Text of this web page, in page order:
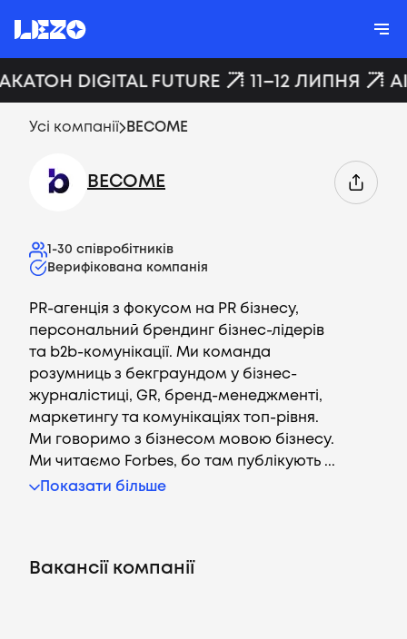
DIGITAL FUTURE 11–12 ЛИПНЯ
Усі компанії BECOME
BECOME
1-30 співробітників
Верифікована компанія
PR-агенція з фокусом на PR бізнесу,
персональний брендинг бізнес-лідерів
та b2b-комунікації. Ми команда
розумниць з бекграундом у бізнес-
журналістиці, GR, бренд-менеджменті,
маркетингу та комунікаціях топ-рівня.
Ми говоримо з бізнесом мовою бізнесу.
Ми читаємо Forbes, бо там публікують ...
Показати більше
Вакансії компанії